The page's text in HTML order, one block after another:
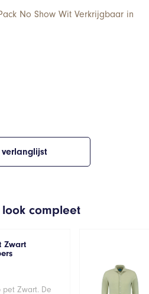
No Show Wit Verkrijgbaar in
compleet
Zwart
pet Zwart. De